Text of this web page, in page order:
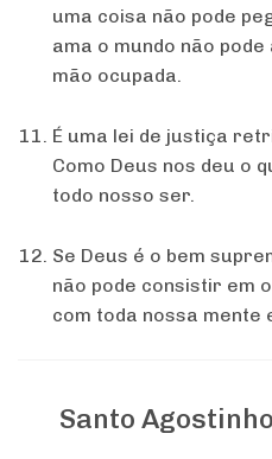
uma coisa não pode
ama o mundo não
mão ocupada.
É uma lei de justiça
Como Deus nos deu o
todo nosso ser.
Se Deus é o bem
não pode consistir em
com toda nossa mente
Santo